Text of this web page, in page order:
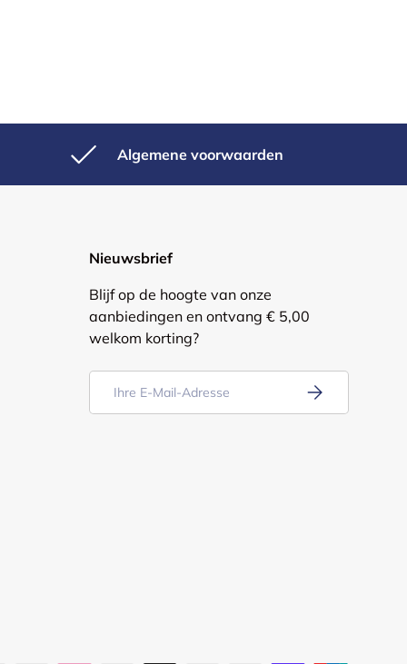
Algemene voorwaarden
Nieuwsbrief
Blijf op de hoogte van onze
aanbiedingen en ontvang € 5,00
welkom korting?
Abonnieren